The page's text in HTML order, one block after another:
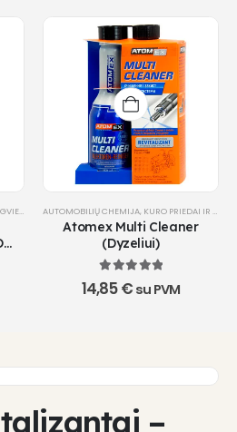
AUTOMOBILIAMS ,PRAMONEI,REVITALIZANTAI
AUTOMOBILIŲ CHEMIJA, KURO PRIEDAI IR VALIKLIAI
Atomex Multi Cleaner
(Dyzeliui)
5.00out of 5
14,85€ su PVM
–